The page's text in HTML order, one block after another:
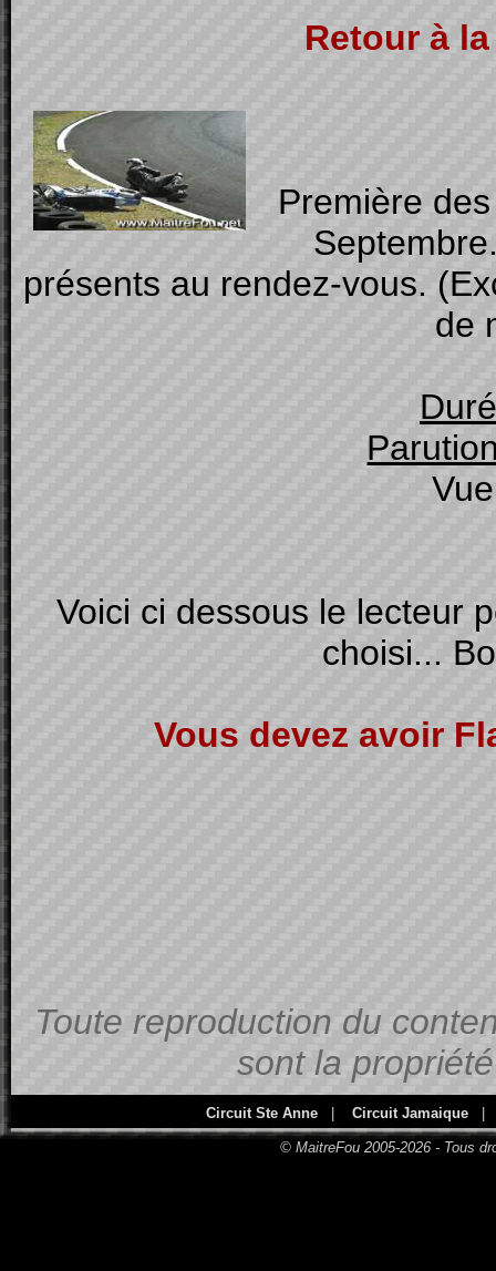
Retour à
Première
présents au rendez-vous.
de
Voici ci dessous le lecteur
choisi...
Vous devez avoir
Toute reproduction du
sont la
Circuit Ste Anne Circuit Jamaique
© MaitreFou 2005-2026 - Tous